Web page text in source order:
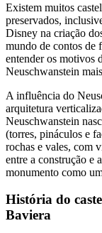
Existem muitos
preservados,
Disney na criação
mundo de contos de
entender os motivos
Neuschwanstein
A influência do
arquitetura
Neuschwanstein
(torres, pináculos e
rochas e vales, com
entre a construção e
monumento como
História do
Baviera